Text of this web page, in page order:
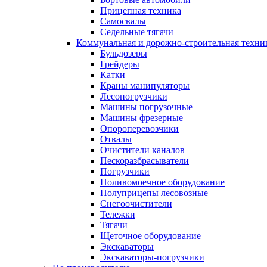
Прицепная техника
Самосвалы
Седельные тягачи
Коммунальная и дорожно-строительная
Бульдозеры
Грейдеры
Катки
Краны манипуляторы
Лесопогрузчики
Машины погрузочные
Машины фрезерные
Опороперевозчики
Отвалы
Очистители каналов
Пескоразбрасыватели
Погрузчики
Поливомоечное оборудование
Полуприцепы лесовозные
Снегоочистители
Тележки
Тягачи
Щеточное оборудование
Экскаваторы
Экскаваторы-погрузчики